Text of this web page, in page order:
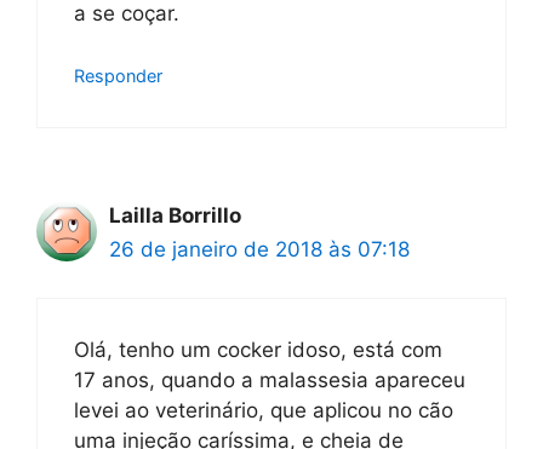
a se coçar.
Responder
Lailla Borrillo
26 de janeiro de 2018 às 07:18
Olá, tenho um cocker idoso, está com
17 anos, quando a malassesia apareceu
levei ao veterinário, que aplicou no cão
uma injeção caríssima, e cheia de